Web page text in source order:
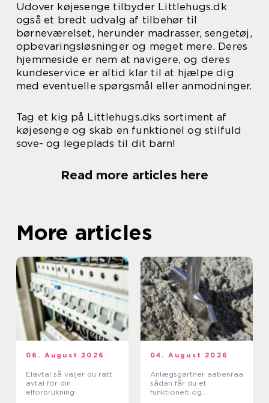
Udover køjesenge tilbyder Littlehugs.dk
også et bredt udvalg af tilbehør til
børneværelset, herunder madrasser, sengetøj,
opbevaringsløsninger og meget mere. Deres
hjemmeside er nem at navigere, og deres
kundeservice er altid klar til at hjælpe dig
med eventuelle spørgsmål eller anmodninger.
Tag et kig på Littlehugs.dks sortiment af
køjesenge og skab en funktionel og stilfuld
sove- og legeplads til dit barn!
Read more articles here
More articles
06. August 2026
Elavtal så väljer du rätt
avtal för din
elförbrukning
04. August 2026
Anlægsgartner aabenraa
sådan får du et
funktionelt og